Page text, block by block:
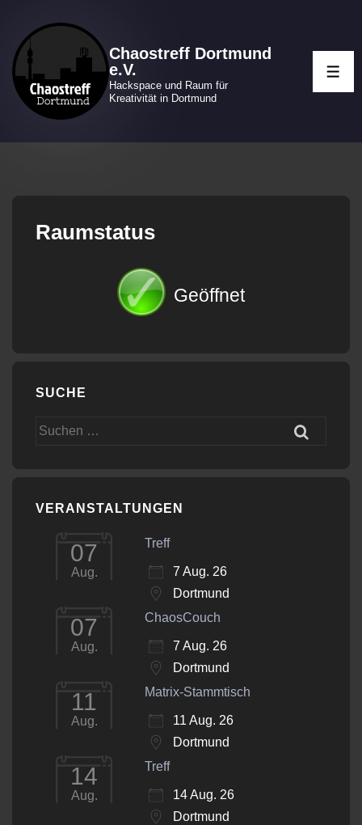
Inhalt
Chaostreff Dortmund
e.V.
Hackspace und Raum für
Kreativität in Dortmund
Raumstatus
Geöffnet
SUCHE
Suchen
VERANSTALTUNGEN
07
Aug.
Treff
7 Aug. 26
Dortmund
07
Aug.
ChaosCouch
7 Aug. 26
Dortmund
11
Aug.
Matrix-Stammtisch
11 Aug. 26
Dortmund
14
Aug.
Treff
14 Aug. 26
Dortmund